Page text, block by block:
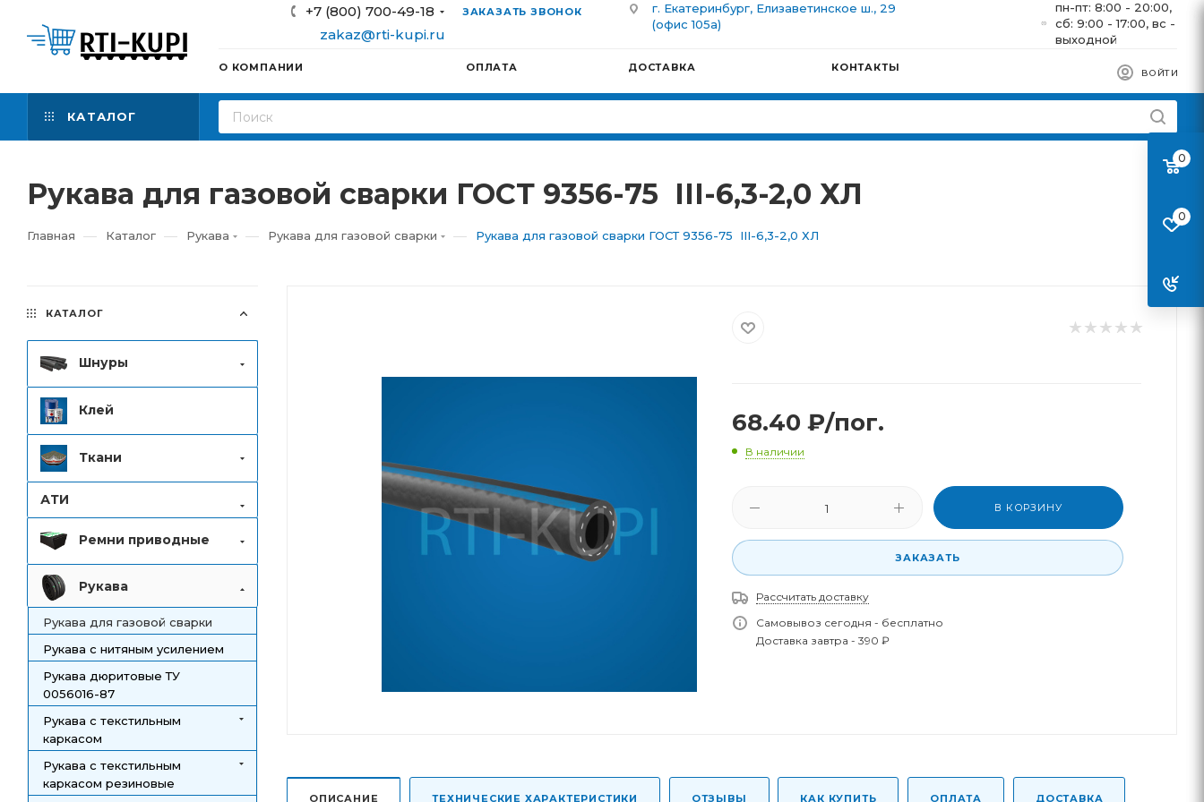
+7 (800) 700-49-18 ЗАКАЗАТЬ ЗВОНОК
zakaz@rti-kupi.ru
г. Екатеринбург, Елизаветинское ш., 29
(офис 105а)
пн-пт: 8:00 - 20:00,
сб: 9:00 - 17:00, вс -
выходной
ВОЙТИ
О КОМПАНИИ ОПЛАТА ДОСТАВКА КОНТАКТЫ
КАТАЛОГ
Рукава для газовой сварки ГОСТ 9356-75 III-6,3-2,0 ХЛ
Главная — Каталог — Рукава — Рукава для газовой сварки — Рукава для газовой сварки ГОСТ 9356-75 III-6,3-2,0 ХЛ
68.40 ₽/пог.
В наличии
В КОРЗИНУ
ЗАКАЗАТЬ
Рассчитать доставку
Самовывоз сегодня - бесплатно
Доставка завтра - 390 ₽
ОПИСАНИЕ ТЕХНИЧЕСКИЕ ХАРАКТЕРИСТИКИ ОТЗЫВЫ КАК КУПИТЬ ОПЛАТА ДОСТАВКА
КАТАЛОГ
Шнуры
Клей
Ткани
АТИ
Ремни приводные
Рукава
Рукава для газовой сварки
Рукава с нитяным усилением
Рукава дюритовые ТУ
0056016-87
Рукава с текстильным
каркасом
Рукава с текстильным
каркасом резиновые
0
0